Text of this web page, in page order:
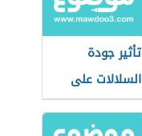
تأثير جودة
السلالات على
الإنتاج الحيواني